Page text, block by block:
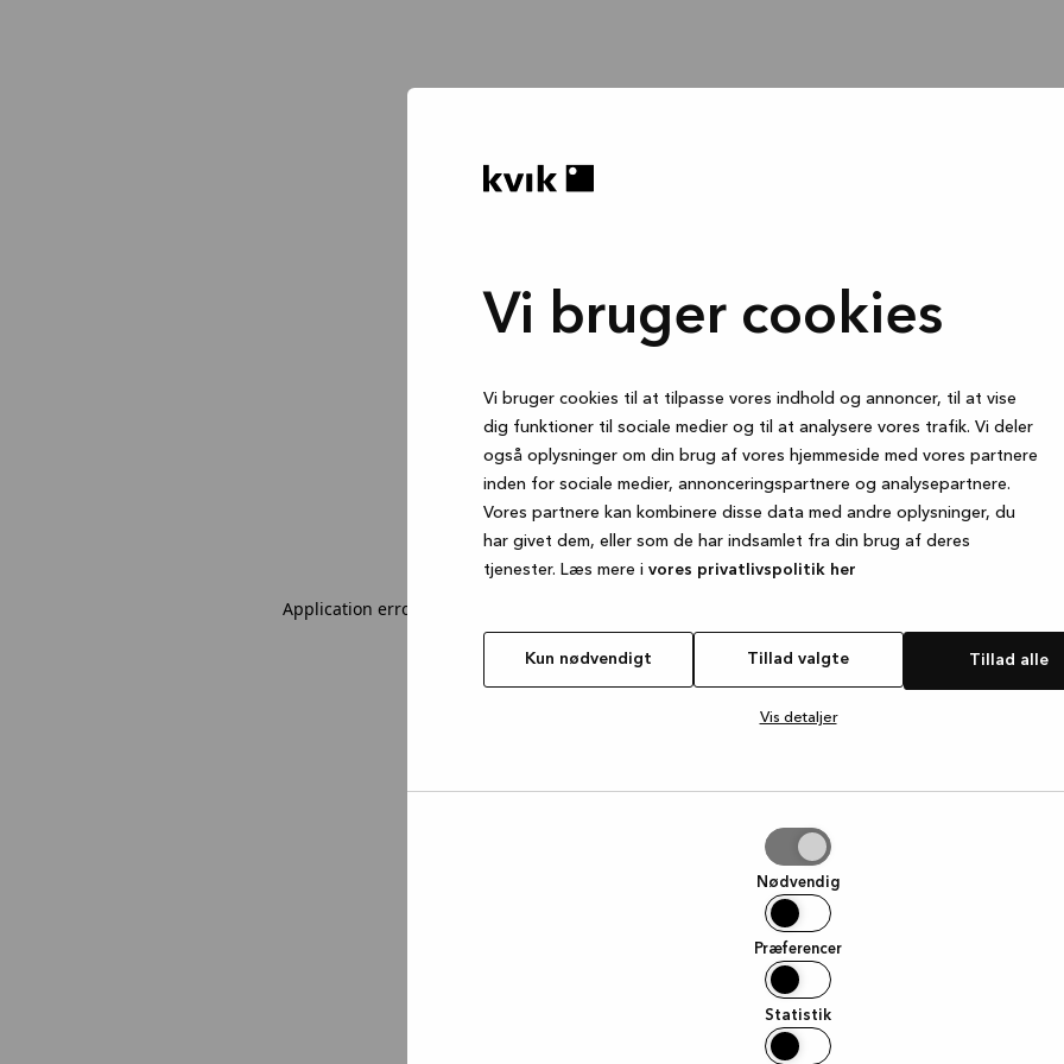
Vi bruger cookies
Vi bruger cookies til at tilpasse vores indhold og annoncer, til at vise
dig funktioner til sociale medier og til at analysere vores trafik. Vi deler
også oplysninger om din brug af vores hjemmeside med vores partnere
inden for sociale medier, annonceringspartnere og analysepartnere.
Vores partnere kan kombinere disse data med andre oplysninger, du
har givet dem, eller som de har indsamlet fra din brug af deres
tjenester. Læs mere i vores privatlivspolitik her
Kun nødvendigt Tillad valgte Tillad alle
Vis detaljer
Nødvendig
Præferencer
Statistik
Application error: a client-side exception has occurred (see the